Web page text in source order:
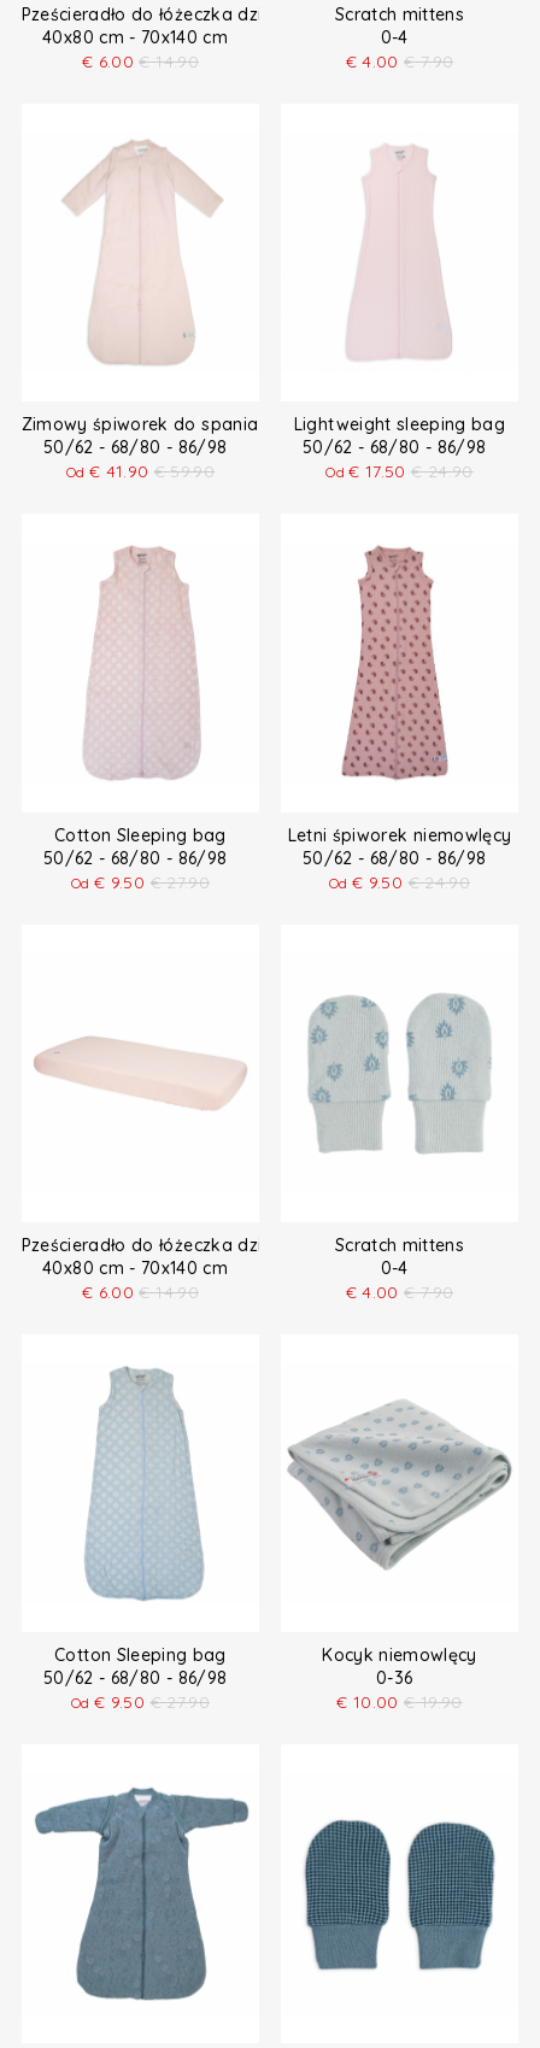
Pześcieradło do łóżeczka dziecięcego
40x80 cm - 70x140 cm
€ 6.00 € 14.90
Scratch mittens
0-4
€ 4.00 € 7.90
Zimowy śpiworek do spania dla niemowląt
50/62 - 68/80 - 86/98
Od € 41.90 € 59.90
Lightweight sleeping bag
50/62 - 68/80 - 86/98
Od€ 17.50 € 24.90
Cotton Sleeping bag
50/62 - 68/80 - 86/98
Od€ 9.50 € 27.90
Letni śpiworek niemowlęcy
50/62 - 68/80 - 86/98
Od€ 9.50 € 24.90
Pześcieradło do łóżeczka dziecięcego
40x80 cm - 70x140 cm
€ 6.00 € 14.90
Scratch mittens
0-4
€ 4.00 € 7.90
Cotton Sleeping bag
50/62 - 68/80 - 86/98
Od€ 9.50 € 27.90
Kocyk niemowlęcy
0-36
€ 10.00 € 19.90